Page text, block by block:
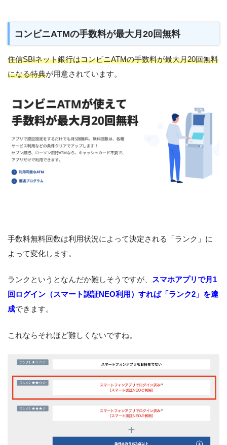
コンビニATMの手数料が最大月20回無料
住信SBIネット銀行はコンビニATMの手数料が最大月20回無料
になる特典が用意されています。
手数料無料回数は利用状況によって決定される「ランク」に
よって変化します。
ランクというとなんだか難しそうですが、 スマホアプリで月1
回ログイン（スマート認証NEO利用）すれば「ランク2」を達
成できます。
これならそれほど難しくないですね。